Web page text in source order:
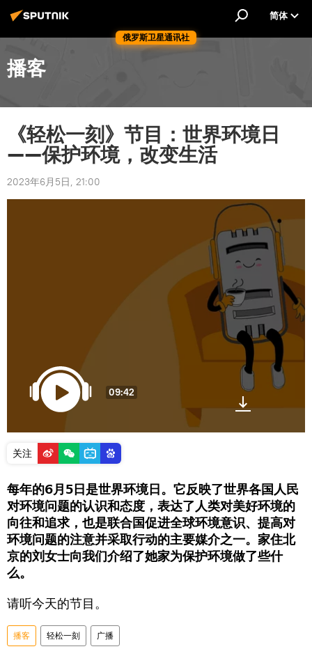
俄罗斯卫星通讯社
简体
播客
《轻松一刻》节目：世界环境日
——保护环境，改变生活
2023年6月5日, 21:00
09:42
关注
每年的6月5日是世界环境日。它反映了世界各国人民
对环境问题的认识和态度，表达了人类对美好环境的
向往和追求，也是联合国促进全球环境意识、提高对
环境问题的注意并采取行动的主要媒介之一。家住北
京的刘女士向我们介绍了她家为保护环境做了些什
么。
请听今天的节目。
播客 轻松一刻 广播